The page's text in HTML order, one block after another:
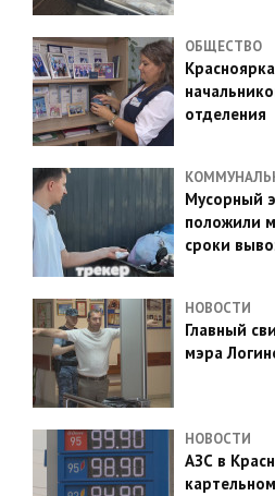
ОБЩЕСТВО
отделения
Мусорный
положили
сроки
НОВОСТИ
Главный
мэра
НОВОСТИ
АЗС в